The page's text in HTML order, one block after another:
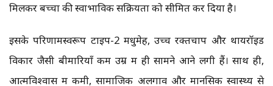
मिलकर बच्चों की स्वाभाविक सक्रियता को सीमित कर दिया है।
इसके परिणामस्वरूप टाइप-2 मधुमेह, उच्च रक्तचाप और थायरॉइड
विकार जैसी बीमारियाँ कम उम्र में ही सामने आने लगी हैं। साथ ही,
आत्मविश्वास में कमी, सामाजिक अलगाव और मानसिक स्वास्थ्य से